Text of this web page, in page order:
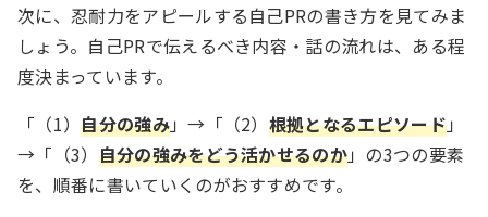
次に、忍耐力をアピールする自己PRの書き方を見てみま
しょう。自己PRで伝えるべき内容・話の流れは、ある程
度決まっています。
「（1）自分の強み」→「（2） 根拠となるエピソード」
→「（3） 自分の強みをどう活かせるのか」の3つの要素
を、順番に書いていくのがおすすめです。